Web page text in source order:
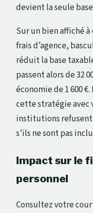
devient la seule
Sur un bien affiché à
frais d’agence,
réduit la base
passent alors de 32
économie de 1 600
cette stratégie avec
institutions refusent
s’ils ne sont pas
Impact sur le
personnel
Consultez votre